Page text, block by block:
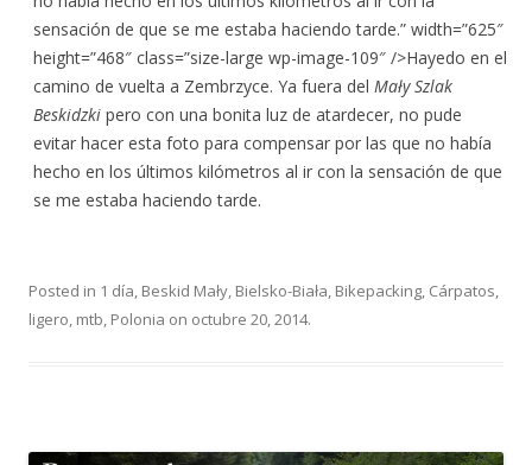
sensación de que se me estaba haciendo tarde.” width=”625″
height=”468″ class=”size-large wp-image-109″ />Hayedo en el
camino de vuelta a Zembrzyce. Ya fuera del Mały Szlak
Beskidzki pero con una bonita luz de atardecer, no pude
evitar hacer esta foto para compensar por las que no había
hecho en los últimos kilómetros al ir con la sensación de que
se me estaba haciendo tarde.
Posted in 1 día, Beskid Mały, Bielsko-Biała, Bikepacking, Cárpatos,
ligero, mtb, Polonia on octubre 20, 2014.